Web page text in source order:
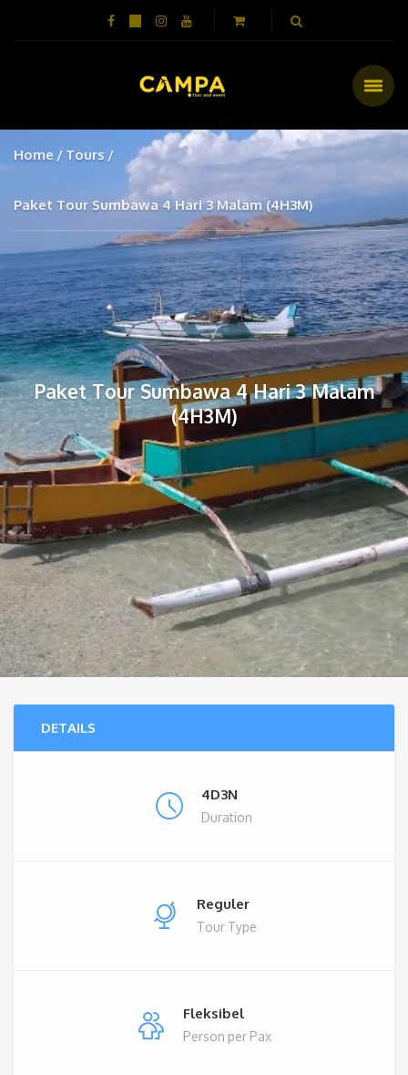
Home Tours
Paket Tour Sumbawa 4 Hari 3 Malam (4H3M)
Paket Tour Sumbawa 4 Hari 3 Malam
(4H3M)
DETAILS
4D3N
Duration
Reguler
Tour Type
Fleksibel
Person per Pax